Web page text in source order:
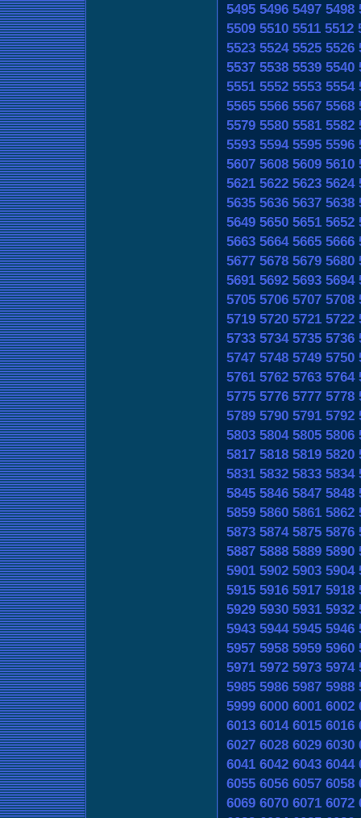
5495 5496 5497 5498
5509 5510 5511 5512
5523 5524 5525 5526
5537 5538 5539 5540
5551 5552 5553 5554
5565 5566 5567 5568
5579 5580 5581 5582
5593 5594 5595 5596
5607 5608 5609 5610
5621 5622 5623 5624
5635 5636 5637 5638
5649 5650 5651 5652
5663 5664 5665 5666
5677 5678 5679 5680
5691 5692 5693 5694
5705 5706 5707 5708
5719 5720 5721 5722
5733 5734 5735 5736
5747 5748 5749 5750
5761 5762 5763 5764
5775 5776 5777 5778
5789 5790 5791 5792
5803 5804 5805 5806
5817 5818 5819 5820
5831 5832 5833 5834
5845 5846 5847 5848
5859 5860 5861 5862
5873 5874 5875 5876
5887 5888 5889 5890
5901 5902 5903 5904
5915 5916 5917 5918
5929 5930 5931 5932
5943 5944 5945 5946
5957 5958 5959 5960
5971 5972 5973 5974
5985 5986 5987 5988
5999 6000 6001 6002
6013 6014 6015 6016
6027 6028 6029 6030
6041 6042 6043 6044
6055 6056 6057 6058
6069 6070 6071 6072